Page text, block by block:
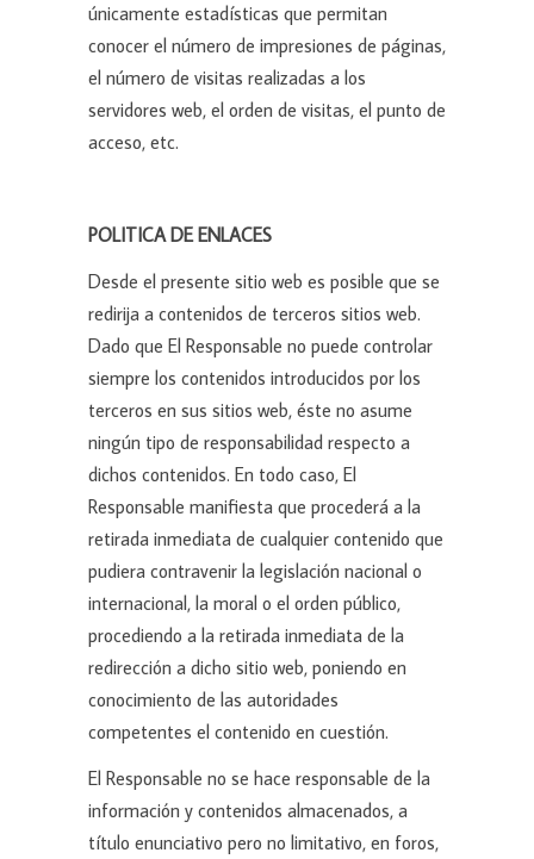
únicamente estadísticas que permitan
conocer el número de impresiones de páginas,
el número de visitas realizadas a los
servidores web, el orden de visitas, el punto de
acceso, etc.
POLITICA DE ENLACES
Desde el presente sitio web es posible que se
redirija a contenidos de terceros sitios web.
Dado que El Responsable no puede controlar
siempre los contenidos introducidos por los
terceros en sus sitios web, éste no asume
ningún tipo de responsabilidad respecto a
dichos contenidos. En todo caso, El
Responsable manifiesta que procederá a la
retirada inmediata de cualquier contenido que
pudiera contravenir la legislación nacional o
internacional, la moral o el orden público,
procediendo a la retirada inmediata de la
redirección a dicho sitio web, poniendo en
conocimiento de las autoridades
competentes el contenido en cuestión.
El Responsable no se hace responsable de la
información y contenidos almacenados, a
título enunciativo pero no limitativo, en foros,